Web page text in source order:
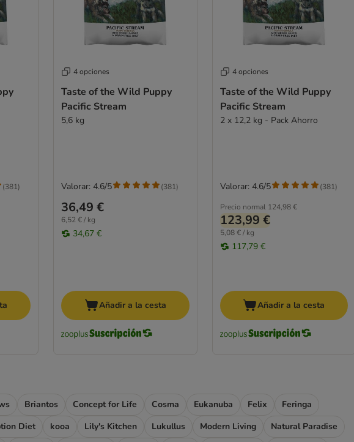
(381)
4 opciones
Taste of the Wild Puppy
Pacific Stream
5,6 kg
36,49 €
6,52 € / kg
34,67 €
Valorar: 4.6/5 (381)
Añadir a la cesta
4 opciones
Taste of the Wild Puppy
Pacific Stream
2 x 12,2 kg - Pack Ahorro
Precio normal 124,98 €
123,99 €
5,08 € / kg
117,79 €
Valorar: 4.6/5 (381)
Añadir a la cesta
Briantos Concept for Life Cosma Eukanuba Felix
Feringa
Diet kooa Lily's Kitchen Lukullus Modern Living
Natural Paradise